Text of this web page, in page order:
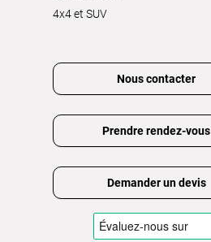
4x4 et SUV
Nous contacter
Prendre rendez-vous
Demander un devis